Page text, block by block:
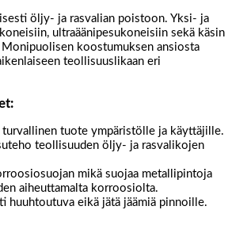
öljy- ja rasvalian poistoon. Yksi- ja
ultraäänipesukoneisiin sekä käsin
Monipuolisen koostumuksen ansiosta
teollisuuslikaan eri
tuote ympäristölle ja käyttäjille.
teollisuuden öljy- ja rasvalikojen
mikä suojaa metallipintoja
aiheuttamalta korroosiolta.
huuhtoutuva eikä jätä jäämiä pinnoille.